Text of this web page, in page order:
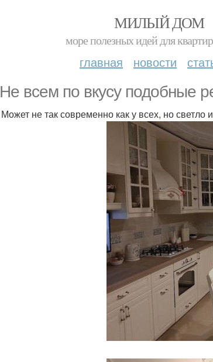
МИЛЫЙ ДОМ
море полезных идей для
главная новости
Не всем по вкусу подобные
Может не так современно как у всех, но светло